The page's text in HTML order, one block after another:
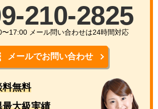
210-2825
17:00 メール問い合わせは24時間対応
メールでお問い合わせ
料無料
最大級実績